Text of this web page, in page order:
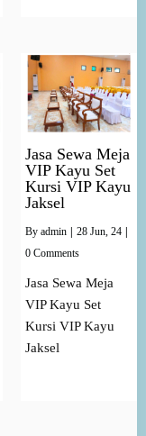
Jasa Sewa Meja
VIP Kayu Set
Kursi VIP Kayu
Jaksel
By admin | 28 Jun, 24 |
0 Comments
Jasa Sewa Meja
VIP Kayu Set
Kursi VIP Kayu
Jaksel